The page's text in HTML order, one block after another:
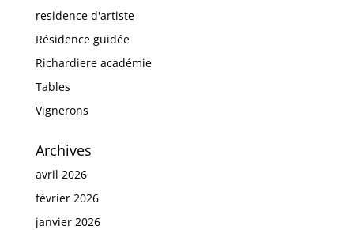
residence d'artiste
Résidence guidée
Richardiere académie
Tables
Vignerons
Archives
avril 2026
février 2026
janvier 2026